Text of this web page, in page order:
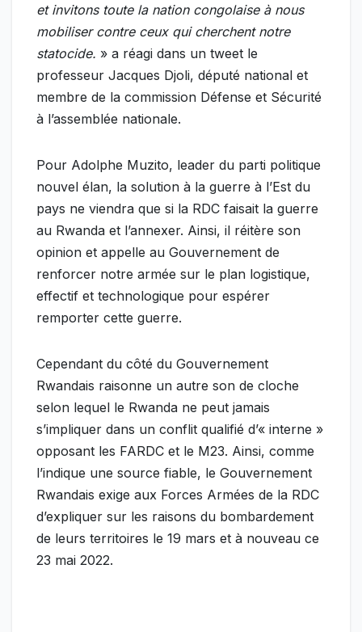
et invitons toute la nation congolaise à nous
mobiliser contre ceux qui cherchent notre
statocide. » a réagi dans un tweet le
professeur Jacques Djoli, député national et
membre de la commission Défense et Sécurité
à l’assemblée nationale.
Pour Adolphe Muzito, leader du parti politique
nouvel élan, la solution à la guerre à l’Est du
pays ne viendra que si la RDC faisait la guerre
au Rwanda et l’annexer. Ainsi, il réitère son
opinion et appelle au Gouvernement de
renforcer notre armée sur le plan logistique,
effectif et technologique pour espérer
remporter cette guerre.
Cependant du côté du Gouvernement
Rwandais raisonne un autre son de cloche
selon lequel le Rwanda ne peut jamais
s’impliquer dans un conflit qualifié d’« interne »
opposant les FARDC et le M23. Ainsi, comme
l’indique une source fiable, le Gouvernement
Rwandais exige aux Forces Armées de la RDC
d’expliquer sur les raisons du bombardement
de leurs territoires le 19 mars et à nouveau ce
23 mai 2022.